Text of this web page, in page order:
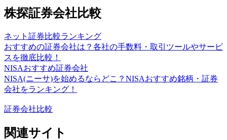
株探証券会社比較
ネット証券比較ランキング
おすすめの証券会社は？各社の手数料・取引ツールやサービ
スを徹底比較！
NISAおすすめ証券会社
NISA(ニーサ)を始めるならどこ？NISAおすすめ銘柄・証券
会社をランキング！
証券会社比較
関連サイト